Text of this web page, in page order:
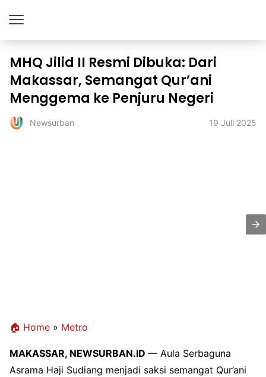
MHQ Jilid II Resmi Dibuka: Dari
Makassar, Semangat Qur’ani
Menggema ke Penjuru Negeri
Newsurban 19 Juli 2025
🏠 Home » Metro
MAKASSAR, NEWSURBAN.ID — Aula Serbaguna
Asrama Haji Sudiang menjadi saksi semangat Qur’ani